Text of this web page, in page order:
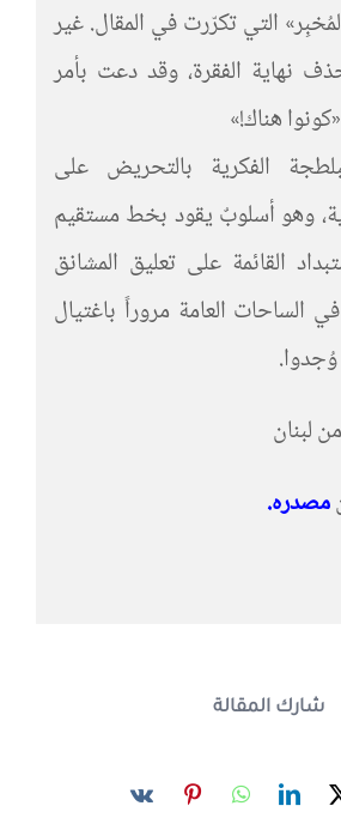
التي تكرّرت في المقال. غير
نهاية الفقرة، وقد دعت بأمر
هناك!»
الفكرية بالتحريض على
وهو أسلوبٌ يقود بخط مستقيم
القائمة على تعليق المشانق
الساحات العامة مروراً باغتيال
وُجدوا.
لبنان
مصدره.
شارك المقالة